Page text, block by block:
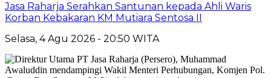
Jasa Raharja Serahkan Santunan kepada Ahli Waris
Korban Kebakaran KM Mutiara Sentosa II
Selasa, 4 Agu 2026 - 20:50 WITA